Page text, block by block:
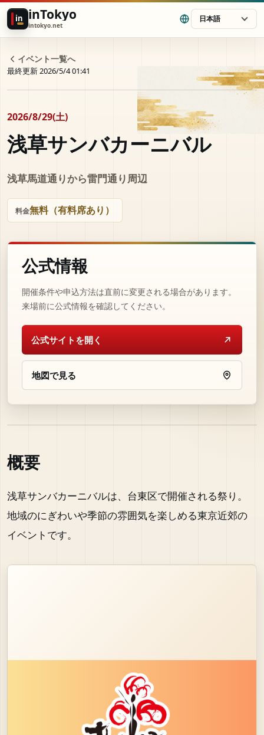
in inTokyo
intokyo.net
日本語
イベント一覧へ
最終更新 2026/5/4 01:41
2026/8/29(土)
浅草サンバカーニバル
浅草馬道通りから雷門通り周辺
料金無料（有料席あり）
公式情報
開催条件や申込方法は直前に変更される場合があります。
来場前に公式情報を確認してください。
公式サイトを開く
地図で見る
概要
浅草サンバカーニバルは、台東区で開催される祭り。
地域のにぎわいや季節の雰囲気を楽しめる東京近郊の
イベントです。